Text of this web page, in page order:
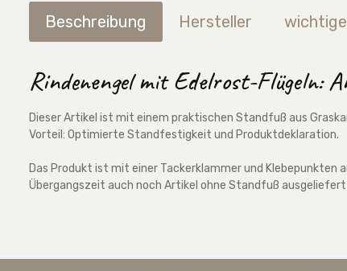
Beschreibung Hersteller
Rindenengel mit Edelrost-Flügeln:
Dieser Artikel ist mit einem praktischen Standfuß aus
Vorteil: Optimierte Standfestigkeit und Produktdeklaration.
Das Produkt ist mit einer Tackerklammer und
Übergangszeit auch noch Artikel ohne Standfuß ausgeliefert